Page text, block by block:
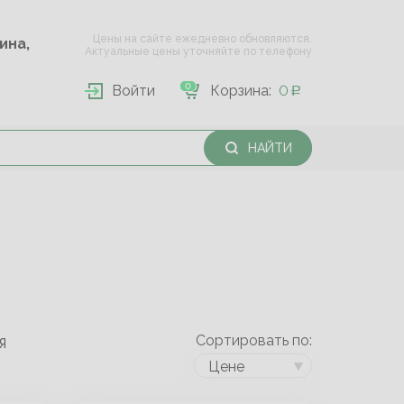
Цены на сайте ежедневно обновляются.
Актуальные цены уточняйте по телефону
Войти Корзина: 0
0
НАЙТИ
Я
Сортировать по:
Цене